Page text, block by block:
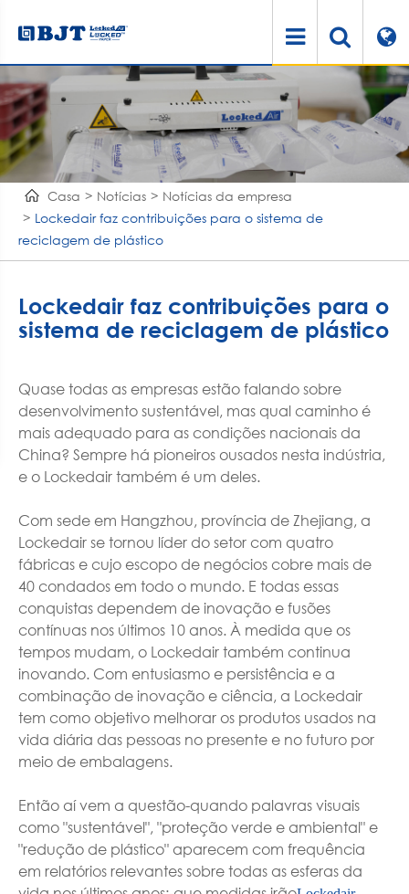
Casa Notícias
Notícias da empresa
Lockedair faz contribuições para o sistema de
reciclagem de plástico
Lockedair faz contribuições para o
sistema de reciclagem de plástico
Quase todas as empresas estão falando sobre
desenvolvimento sustentável, mas qual caminho é
mais adequado para as condições nacionais da
China? Sempre há pioneiros ousados nesta indústria,
e o Lockedair também é um deles.
Com sede em Hangzhou, província de Zhejiang, a
Lockedair se tornou líder do setor com quatro
fábricas e cujo escopo de negócios cobre mais de
40 condados em todo o mundo. E todas essas
conquistas dependem de inovação e fusões
contínuas nos últimos 10 anos. À medida que os
tempos mudam, o Lockedair também continua
inovando. Com entusiasmo e persistência e a
combinação de inovação e ciência, a Lockedair
tem como objetivo melhorar os produtos usados na
vida diária das pessoas no presente e no futuro por
meio de embalagens.
Então aí vem a questão-quando palavras visuais
como "sustentável", "proteção verde e ambiental" e
"redução de plástico" aparecem com frequência
em relatórios relevantes sobre todas as esferas da